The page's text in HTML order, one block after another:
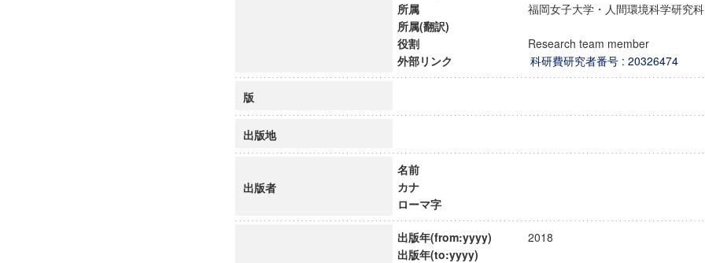
所属
福岡女子大学・人間環境科学研
所属(翻訳)
役割
Research team member
外部リンク
科研費研究者番号 : 20326474
版
出版地
出版者
名前
カナ
ローマ字
出版年(from:yyyy)
2018
出版年(to:yyyy)